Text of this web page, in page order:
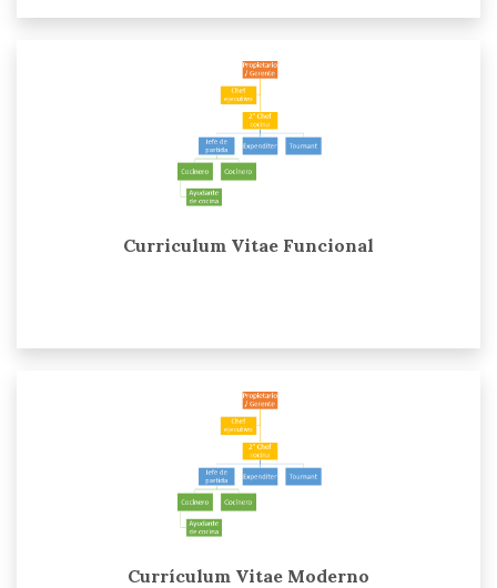
Curriculum Vitae Funcional
Currículum Vitae Moderno